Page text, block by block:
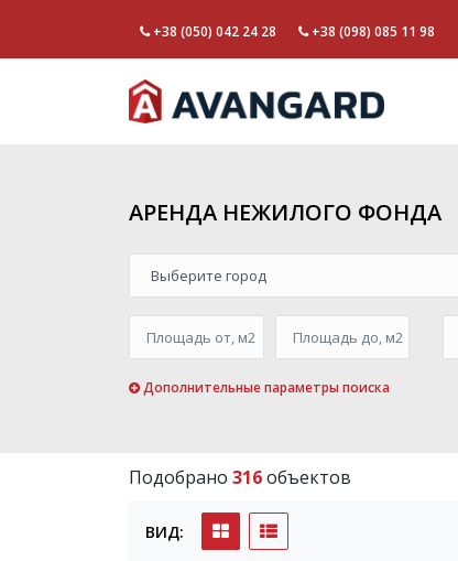
+38 (050) 042 24 28 +38 (098) 085 11 98
АРЕНДА НЕЖИЛОГО ФОНДА
Дополнительные параметры поиска
Подобрано 316объектов
ВИД: